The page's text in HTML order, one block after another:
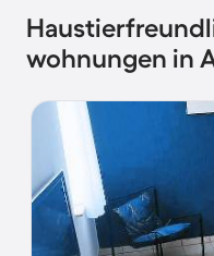
wohnungen in